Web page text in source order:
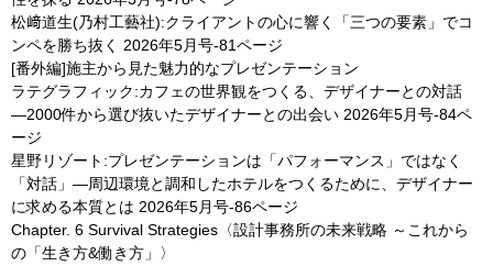
松﨑道生(乃村工藝社):クライアントの心に響く「三つの要素」でコ
ンペを勝ち抜く
2026年5月号-81ページ
[番外編]施主から見た魅力的なプレゼンテーション
ラテグラフィック:カフェの世界観をつくる、デザイナーとの対話
―2000件から選び抜いたデザイナーとの出会い 2026年5月号-84ペ
ージ
星野リゾート:プレゼンテーションは「パフォーマンス」ではなく
「対話」―周辺環境と調和したホテルをつくるために、デザイナー
に求める本質とは 2026年5月号-86ページ
Chapter. 6 Survival Strategies〈設計事務所の未来戦略 ～これから
の「生き方&働き方」〉